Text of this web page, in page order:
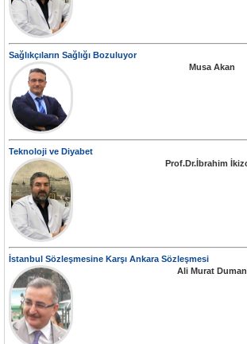
Sağlıkçıların Sağlığı Bozuluyor
Musa Akan
Teknoloji ve Diyabet
Prof.Dr.İbrahim
İstanbul Sözleşmesine Karşı Ankara Sözleşmesi
Ali Murat Duman